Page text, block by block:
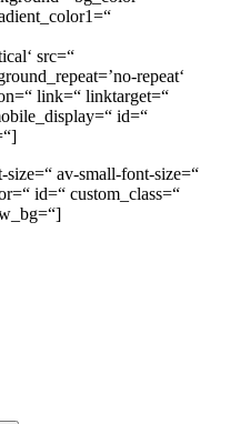
src=“
repeat‘
link=“ linktarget=“
id=“
av-small-font-size=“
id=“ custom_class=“